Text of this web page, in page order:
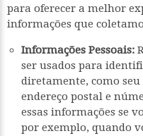
para oferecer a melhor
informações que
Informações Pessoais:
ser usados para
diretamente, como
endereço postal e
essas informações se
por exemplo, quando